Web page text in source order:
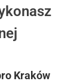
Kraków